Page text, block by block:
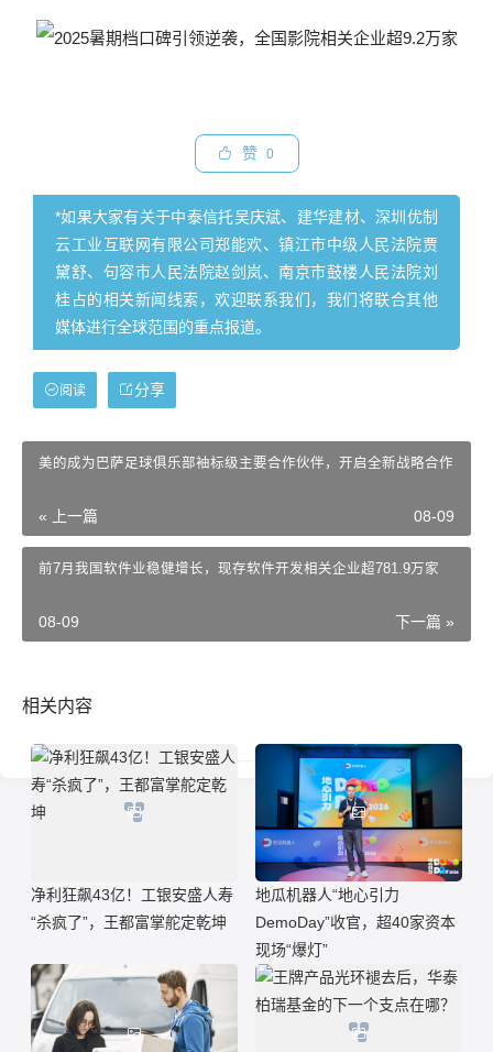
赞 0
*如果大家有关于中泰信托吴庆斌、建华建材、深圳优制
云工业互联网有限公司郑能欢、镇江市中级人民法院贾
黛舒、句容市人民法院赵剑岚、南京市鼓楼人民法院刘
桂占的相关新闻线索，欢迎联系我们，我们将联合其他
媒体进行全球范围的重点报道。
分享
阅读
美的成为巴萨足球俱乐部袖标级主要合作伙伴，开启全新战略合作
« 上一篇 08-09
前7月我国软件业稳健增长，现存软件开发相关企业超781.9万家
下一篇 »
08-09
相关内容
净利狂飙43亿！工银安盛人寿
“杀疯了”，王都富掌舵定乾坤
地瓜机器人“地心引力
DemoDay”收官，超40家资本
现场“爆灯”